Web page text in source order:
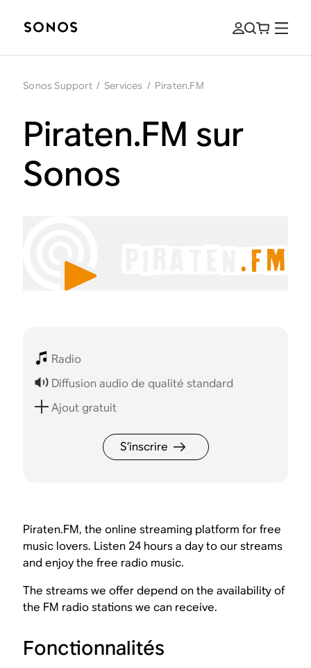
Sonos Support / Services / Piraten.FM
Piraten.FM sur
Sonos
Radio
Diffusion audio de qualité standard
Ajout gratuit
S’inscrire
Piraten.FM, the online streaming platform for free
music lovers. Listen 24 hours a day to our streams
and enjoy the free radio music.
The streams we offer depend on the availability of
the FM radio stations we can receive.
Fonctionnalités